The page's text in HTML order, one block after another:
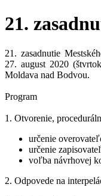
21.
21. zasadnutie
27. august 2020
Moldava nad Bodvou.
Program
1. Otvorenie,
určenie
určenie
voľba návrhovej
2. Odpovede na